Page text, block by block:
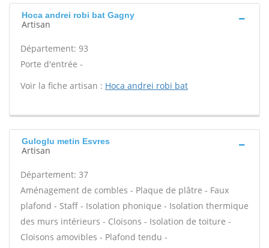
Hoca andrei robi bat Gagny
Artisan
Département: 93
Porte d'entrée -
Voir la fiche artisan : Hoca andrei robi bat
Guloglu metin Esvres
Artisan
Département: 37
Aménagement de combles - Plaque de plâtre - Faux
plafond - Staff - Isolation phonique - Isolation thermique
des murs intérieurs - Cloisons - Isolation de toiture -
Cloisons amovibles - Plafond tendu -